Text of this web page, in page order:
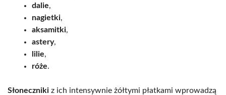
dalie,
nagietki,
aksamitki,
astery,
lilie,
róże.
Słoneczniki z ich intensywnie żółtymi płatkami wprowadzą